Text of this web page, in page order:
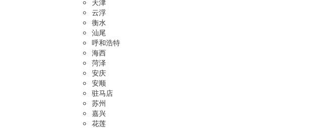
天津
云浮
衡水
汕尾
呼和浩特
海西
菏泽
安庆
安顺
驻马店
苏州
嘉兴
花莲